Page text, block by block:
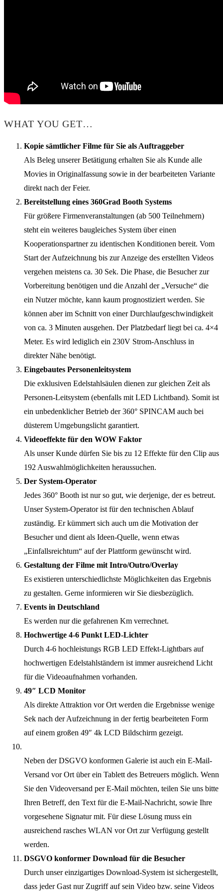
WHAT YOU GET…
Kopie sämtlicher Filme für Sie als Auftraggeber
Als Beleg unserer Betätigung erhalten Sie als Kunde alle
Movies in Originalfassung sowie in der bearbeiteten Variante
direkt nach der Feier.
Bereitstellung eines 360Grad Booth Systems
Für größere Firmenveranstaltungen (ab 500 Teilnehmern)
steht ein weiteres baugleiches System über einen
Kooperationspartner zu identischen Konditionen bereit. Vom
Start der Aufzeichnung bis zur Anzeige des erstellten Videos
vergehen meistens ca. 30 Sek. Die Phase, die Besucher zur
Vorbereitung benötigen und die Anzahl der „Versuche“ die
ein Nutzer möchte, kann kaum prognostiziert werden. Sie
können aber im Schnitt von einer Durchlaufgeschwindigkeit
von ca. 3 Minuten ausgehen. Der Platzbedarf liegt bei ca. 4×4
Meter. Es wird lediglich ein 230V Strom-Anschluss in
direkter Nähe benötigt.
Eingebautes Personenleitsystem
Die exklusiven Edelstahlsäulen dienen zur gleichen Zeit als
Personen-Leitsystem (ebenfalls mit LED Lichtband). Somit ist
ein unbedenklicher Betrieb der 360° SPINCAM auch bei
düsterem Umgebungslicht garantiert.
Videoeffekte für den WOW Faktor
Als unser Kunde dürfen Sie bis zu 12 Effekte für den Clip aus
192 Auswahlmöglichkeiten heraussuchen.
Der System-Operator
Jedes 360° Booth ist nur so gut, wie derjenige, der es betreut.
Unser System-Operator ist für den technischen Ablauf
zuständig. Er kümmert sich auch um die Motivation der
Besucher und dient als Ideen-Quelle, wenn etwas
„Einfallsreichtum“ auf der Plattform gewünscht wird.
Gestaltung der Filme mit Intro/Outro/Overlay
Es existieren unterschiedlichste Möglichkeiten das Ergebnis
zu gestalten. Gerne informieren wir Sie diesbezüglich.
Events in Deutschland
Es werden nur die gefahrenen Km verrechnet.
Hochwertige 4-6 Punkt LED-Lichter
Durch 4-6 hochleistungs RGB LED Effekt-Lightbars auf
hochwertigen Edelstahlständern ist immer ausreichend Licht
für die Videoaufnahmen vorhanden.
49″ LCD Monitor
Als direkte Attraktion vor Ort werden die Ergebnisse wenige
Sek nach der Aufzeichnung in der fertig bearbeiteten Form
auf einem großen 49″ 4k LCD Bildschirm gezeigt.
Neben der DSGVO konformen Galerie ist auch ein E-Mail-
Versand vor Ort über ein Tablett des Betreuers möglich. Wenn
Sie den Videoversand per E-Mail möchten, teilen Sie uns bitte
Ihren Betreff, den Text für die E-Mail-Nachricht, sowie Ihre
vorgesehene Signatur mit. Für diese Lösung muss ein
ausreichend rasches WLAN vor Ort zur Verfügung gestellt
werden.
DSGVO konformer Download für die Besucher
Durch unser einzigartiges Download-System ist sichergestellt,
dass jeder Gast nur Zugriff auf sein Video bzw. seine Videos